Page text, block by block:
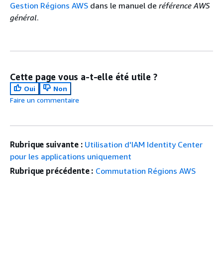
Gestion Régions AWS dans le manuel de référence AWS
général.
Cette page vous a-t-elle été utile ?
Oui
Non
Faire un commentaire
Rubrique suivante : Utilisation d'IAM Identity Center
pour les applications uniquement
Rubrique précédente : Commutation Régions AWS